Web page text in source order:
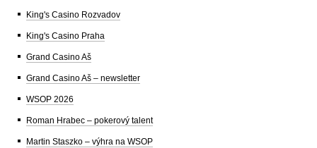
King's Casino Rozvadov
King's Casino Praha
Grand Casino Aš
Grand Casino Aš – newsletter
WSOP 2026
Roman Hrabec – pokerový talent
Martin Staszko – výhra na WSOP